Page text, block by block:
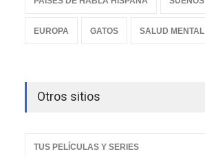
EUROPA GATOS SALUD MENTAL
Otros sitios
TUS PELÍCULAS Y SERIES